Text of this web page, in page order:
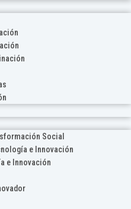
Social
e Innovación
e Innovación